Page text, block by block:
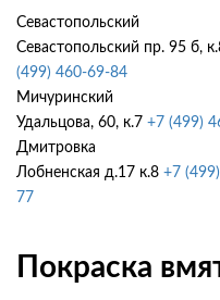
Севастопольский
Севастопольский пр. 95 б,
(499) 460-69-84
Мичуринский
Удальцова, 60, к.7 +7 (499)
Дмитровка
Лобненская д.17 к.8 +7
77
Покраска